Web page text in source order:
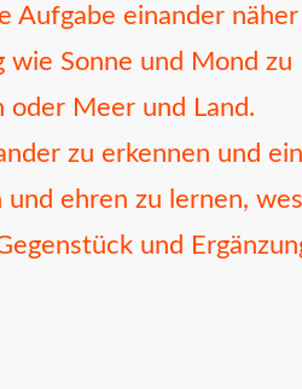
Aufgabe einander näher
wie Sonne und Mond zu
oder Meer und Land.
zu erkennen und
und ehren zu lernen,
und